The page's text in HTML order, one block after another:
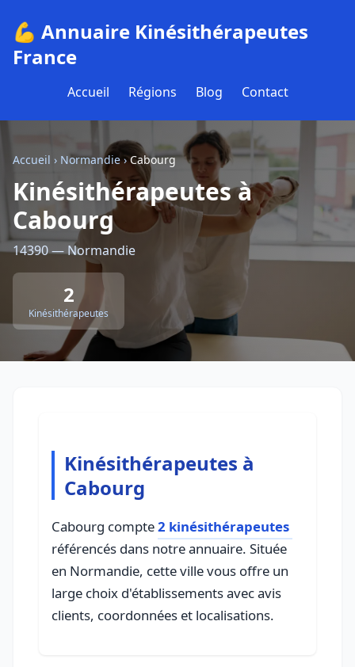
💪 Annuaire Kinésithérapeutes
France
Accueil Régions Blog Contact
Accueil › Normandie›Cabourg
Kinésithérapeutes à
Cabourg
14390 — Normandie
2
Kinésithérapeutes
Kinésithérapeutes à
Cabourg
Cabourg compte2 kinésithérapeutes
référencés dans notre annuaire. Située
en Normandie, cette ville vous offre un
large choix d'établissements avec avis
clients, coordonnées et localisations.